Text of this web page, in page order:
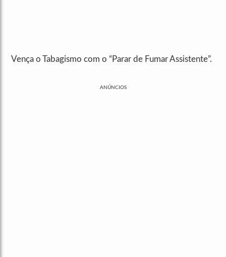
Vença o Tabagismo com o “Parar de Fumar Assistente”.
ANÚNCIOS